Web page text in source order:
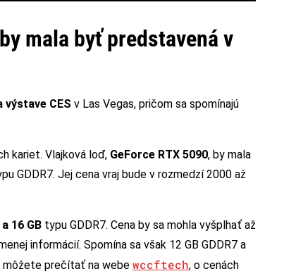
mala byť predstavená v
CES v Las Vegas, pričom sa spomínajú
kariet. Vlajková loď, GeForce RTX 5090, by mala
GDDR7. Jej cena vraj bude v rozmedzí 2000 až
16 GB typu GDDR7. Cena by sa mohla vyšplhať až
informácií. Spomína sa však 12 GB GDDR7 a
môžete prečítať na webe wccftech, o cenách